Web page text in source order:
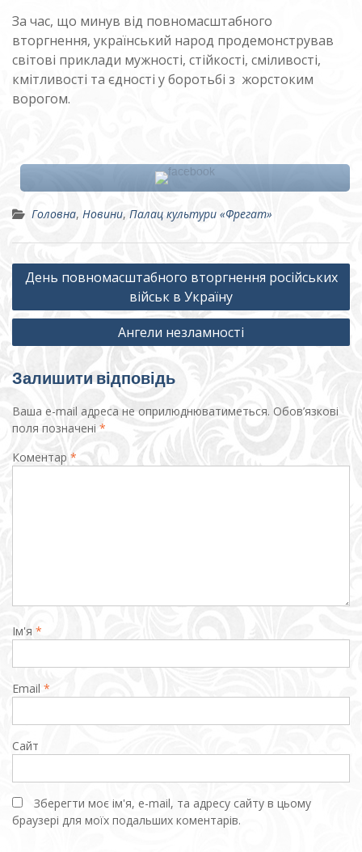
За час, що минув від повномасштабного
вторгнення, український народ продемонстрував
світові приклади мужності, стійкості, сміливості,
кмітливості та єдності у боротьбі з жорстоким
ворогом.
Головна, Новини, Палац культури «Фрегат»
Навігація
записів
День повномасштабного вторгнення російських
військ в Україну
Ангели незламності
Залишити відповідь
Ваша e-mail адреса не оприлюднюватиметься. Обов’язкові
поля позначені *
Коментар *
Ім'я *
Email *
Сайт
Зберегти моє ім'я, e-mail, та адресу сайту в цьому
браузері для моїх подальших коментарів.